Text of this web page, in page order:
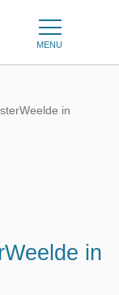
MENU
in
in